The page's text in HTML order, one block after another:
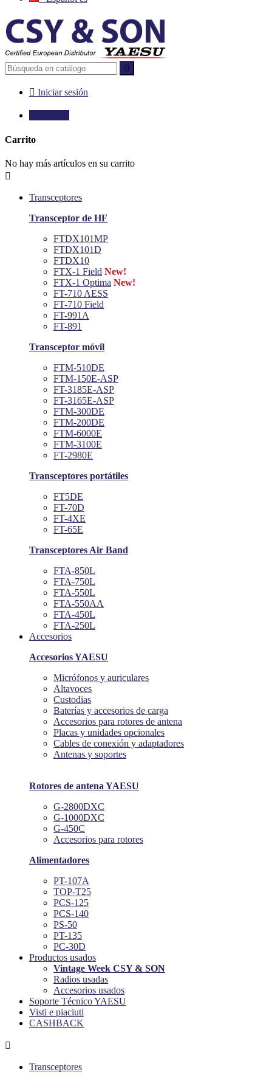

 Iniciar sesión
Carrito
No hay más artículos en su carrito

Transceptores
Transceptor de HF
FTDX101MP
FTDX101D
FTDX10
FTX-1 Field New!
FTX-1 Optima New!
FT-710 AESS
FT-710 Field
FT-991A
FT-891
Transceptor móvil
FTM-510DE
FTM-150E-ASP
FT-3185E-ASP
FT-3165E-ASP
FTM-300DE
FTM-200DE
FTM-6000E
FTM-3100E
FT-2980E
Transceptores portátiles
FT5DE
FT-70D
FT-4XE
FT-65E
Transceptores Air Band
FTA-850L
FTA-750L
FTA-550L
FTA-550AA
FTA-450L
FTA-250L
Accesorios
Accesorios YAESU
Micrófonos y auriculares
Altavoces
Custodias
Baterías y accesorios de carga
Accesorios para rotores de antena
Placas y unidades opcionales
Cables de conexión y adaptadores
Antenas y soportes
Rotores de antena YAESU
G-2800DXC
G-1000DXC
G-450C
Accesorios para rotores
Alimentadores
PT-107A
TOP-T25
PCS-125
PCS-140
PS-50
PT-135
PC-30D
Productos usados
Vintage Week CSY & SON
Radios usadas
Accesorios usados
Soporte Técnico YAESU
Visti e piaciuti
CASHBACK

Transceptores